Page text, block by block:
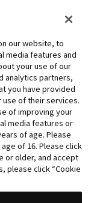
ne peuvent être
peuvent différer du
développement.
d'Apple
App Store
commerciales
our website, to
media features and
your use of our
analytics partners,
you have provided
of their services.
of improving your
media features or
of age. Please
of 16. Please click
or older, and accept
please click “Cookie